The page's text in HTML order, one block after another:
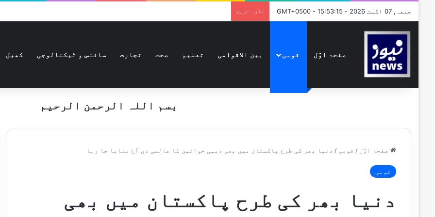
جمعہ, 07 اگست 2026 - GMT+0500 - 15:53:15 تازہ ترین
صفحۂ اوّل قومی بین الاقوامی تعلیم صحت تجارت سائنس و ٹیکنالوجی کھیل
بسم اللہ الرحمن الرحیم
صفحۂ اوّل / قومی / دنیا بھر کی طرح پاکستان میں بھی دیہی خواتین کا عالمی دن آج منایا جا رہا
قومی
دنیا بھر کی طرح پاکستان میں بھی